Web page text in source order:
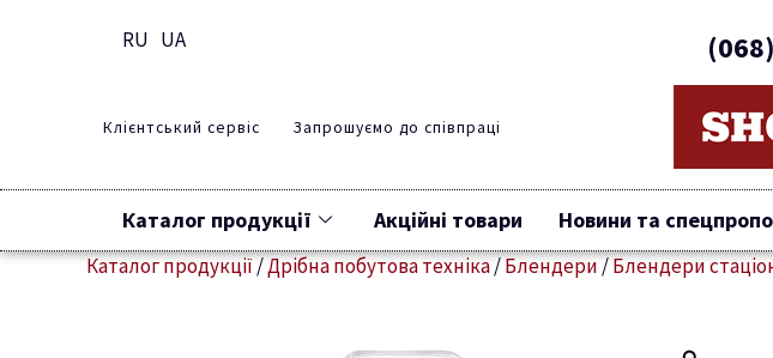
RU UA
Клієнтський сервіс Запрошуємо до співпраці
Каталог продукції Акційні товари Новини та
Каталог продукції/Дрібна побутова техніка/Блендери/Блендери